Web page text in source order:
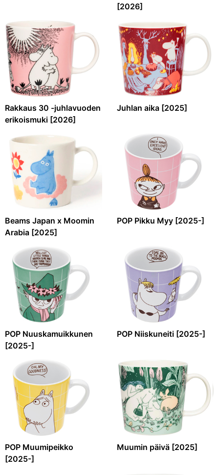
[2026]
Rakkaus 30 -juhlavuoden
erikoismuki [2026]
Juhlan aika [2025]
Beams Japan x Moomin
Arabia [2025]
POP Pikku Myy [2025-]
POP Nuuskamuikkunen
[2025-]
POP Niiskuneiti [2025-]
POP Muumipeikko
[2025-]
Muumin päivä [2025]